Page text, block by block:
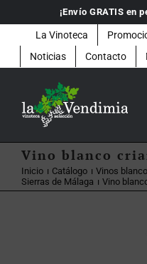
contenido
¡Envío GRATIS en
La Vinoteca
Noticias
Contacto
Vino blanco
Inicio Catálogo Vinos
Sierras de Málaga
Vino